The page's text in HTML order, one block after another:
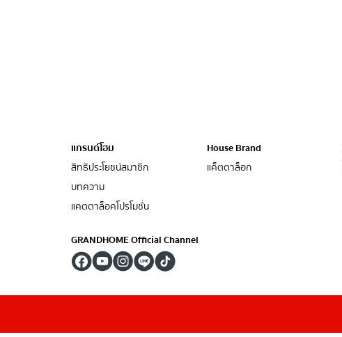
แกรนด์โฮม
สิทธิประโยชน์สมาชิก
บทความ
แคตตาล็อคโปรโมชั่น
House Brand
แค็ตตาล็อก
GRANDHOME Official Channel